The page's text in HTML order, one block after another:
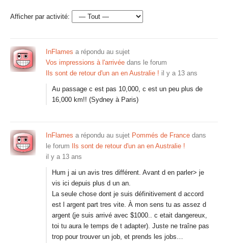
Afficher par activité:
InFlames a répondu au sujet
Vos impressions à l'arrivée dans le forum
Ils sont de retour d'un an en Australie ! il y a 13 ans
Au passage c est pas 10,000, c est un peu plus de
16,000 km!! (Sydney à Paris)
InFlames a répondu au sujet Pommés de France dans
le forum
Ils sont de retour d'un an en Australie !
il y a 13 ans
Hum j ai un avis tres différent. Avant d en parler> je
vis ici depuis plus d un an.
La seule chose dont je suis définitivement d accord
est l argent part tres vite. À mon sens tu as assez d
argent (je suis arrivé avec $1000.. c etait dangereux,
toi tu aura le temps de t adapter). Juste ne traîne pas
trop pour trouver un job, et prends les jobs…